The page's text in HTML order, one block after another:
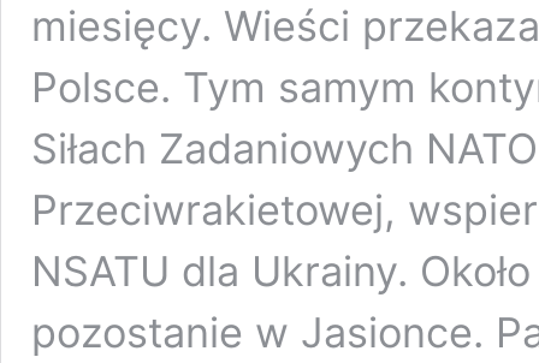
miesięcy. Wieści
Polsce. Tym samym
Siłach Zadaniowych
Przeciwrakietowej,
NSATU dla Ukrainy.
pozostanie w Jasionce.